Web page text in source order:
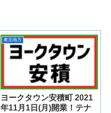
東北地方
ヨークタウン安積町 2021
年11月1日(月)開業！テナ